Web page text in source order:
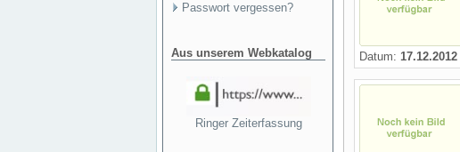
Passwort vergessen?
Aus unserem Webkatalog
Ringer Zeiterfassung
Datum: 17.12.2012